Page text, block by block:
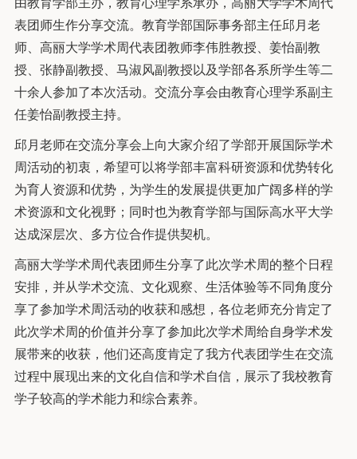
表团师生作分享交流。教育学部国际事务部主任邱月老
师、高丽大学学术周代表团教师李伟胜教授、姜怡副教
授、张静副教授、马淑风副教授以及学部各系所学生等二
十余人参加了本次活动。交流分享会由教育心理学系副主
任姜怡副教授主持。
邱月老师在交流分享会上向大家介绍了学部开展国际学术
周活动的初衷，希望可以将学部丰富科研资源和优势转化
为育人资源和优势，为学生的发展提供更加广阔多样的学
术资源和文化视野；同时也为教育学部与国际高水平大学
达成深层次、多方位合作提供契机。
高丽大学学术周代表团师生分享了此次学术周的整个日程
安排，并从学术交流、文化观察、生活体验等不同角度分
享了参加学术周活动的收获和感想，各位老师充分肯定了
此次学术周的价值并分享了参加此次学术周给自身学术发
展带来的收获，他们还高度肯定了我方代表团学生在交流
过程中展现出来的文化自信和学术自信，展示了我校教育
学子较高的学术能力和综合素养。